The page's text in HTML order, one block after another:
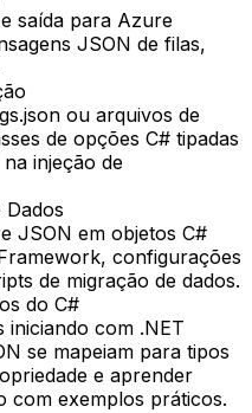
saída para Azure
JSON de filas,
ou arquivos de
de opções C# tipadas
injeção de
Dados
JSON em objetos C#
configurações
de migração de dados.
do C#
iniciando com .NET
se mapeiam para tipos
e aprender
com exemplos práticos.